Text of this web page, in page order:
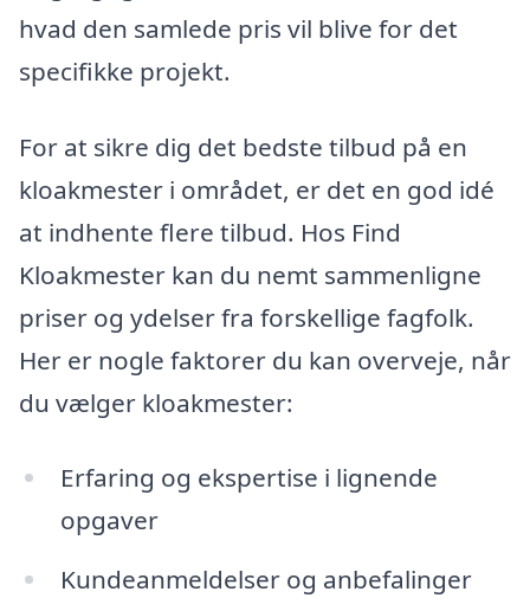
hvad den samlede pris vil blive for det
specifikke projekt.
For at sikre dig det bedste tilbud på en
kloakmester i området, er det en god idé
at indhente flere tilbud. Hos Find
Kloakmester kan du nemt sammenligne
priser og ydelser fra forskellige fagfolk.
Her er nogle faktorer du kan overveje, når
du vælger kloakmester:
Erfaring og ekspertise i lignende
opgaver
Kundeanmeldelser og anbefalinger